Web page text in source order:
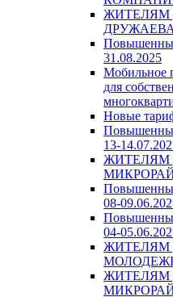
ЖИТЕЛЯМ
31.08.2025
Мобильное
для
Новые
13-
ЖИТЕЛЯМ
08-
04-
ЖИТЕЛЯМ
ЖИТЕЛЯМ